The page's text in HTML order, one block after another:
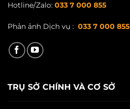
Hotline/Zalo: 033 7 000 855
Phản ảnh Dịch vụ : 033 7 000 855
TRỤ SỞ CHÍNH VÀ CƠ SỞ